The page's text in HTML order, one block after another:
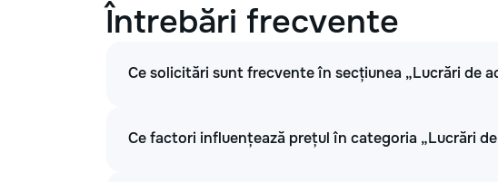
Întrebări frecvente
Ce solicitări sunt frecvente în secțiunea „Lucrări de
Ce factori influențează prețul în categoria „Lucrări